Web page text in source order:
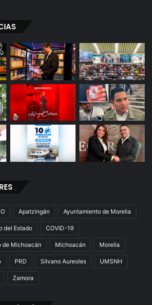
Apatzingán Ayuntamiento de Morelia
del Estado COVID-19
de Michoacán Michoacán Morelia
PRD Silvano Aureoles UMSNH
Zamora